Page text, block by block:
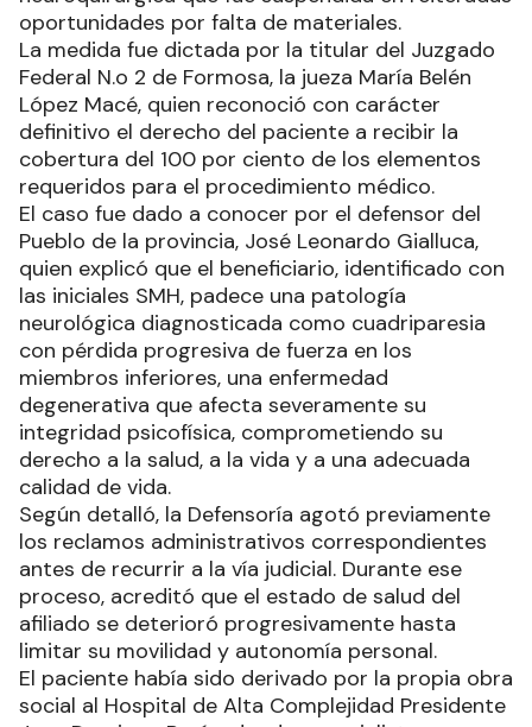
oportunidades por falta de materiales.
La medida fue dictada por la titular del Juzgado
Federal N.o 2 de Formosa, la jueza María Belén
López Macé, quien reconoció con carácter
definitivo el derecho del paciente a recibir la
cobertura del 100 por ciento de los elementos
requeridos para el procedimiento médico.
El caso fue dado a conocer por el defensor del
Pueblo de la provincia, José Leonardo Gialluca,
quien explicó que el beneficiario, identificado con
las iniciales SMH, padece una patología
neurológica diagnosticada como cuadriparesia
con pérdida progresiva de fuerza en los
miembros inferiores, una enfermedad
degenerativa que afecta severamente su
integridad psicofísica, comprometiendo su
derecho a la salud, a la vida y a una adecuada
calidad de vida.
Según detalló, la Defensoría agotó previamente
los reclamos administrativos correspondientes
antes de recurrir a la vía judicial. Durante ese
proceso, acreditó que el estado de salud del
afiliado se deterioró progresivamente hasta
limitar su movilidad y autonomía personal.
El paciente había sido derivado por la propia obra
social al Hospital de Alta Complejidad Presidente